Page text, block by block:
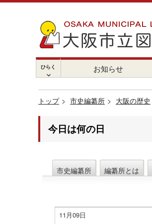
ひらく
chevron_right
お知らせ
トップ 市史編纂所 大阪の歴史
今日は何の日
市史編纂所 編纂所とは
11月09日